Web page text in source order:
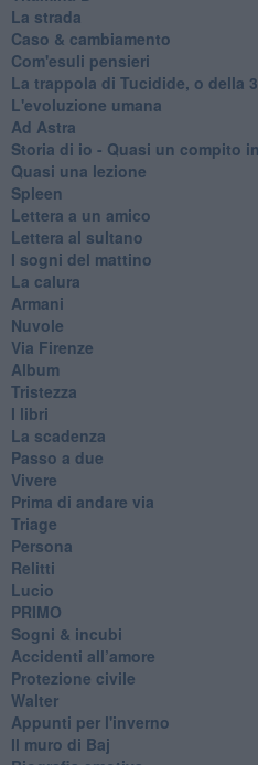
La strada
Caso & cambiamento
Com'esuli pensieri
La trappola di Tucidide, o della
L'evoluzione umana
Ad Astra
Storia di io - Quasi un compito
Quasi una lezione
Spleen
Lettera a un amico
Lettera al sultano
I sogni del mattino
La calura
Armani
Nuvole
Via Firenze
Album
Tristezza
I libri
La scadenza
Passo a due
Vivere
Prima di andare via
Triage
Persona
Relitti
Lucio
PRIMO
Sogni & incubi
Accidenti all’amore
Protezione civile
Walter
Appunti per l'inverno
Il muro di Baj